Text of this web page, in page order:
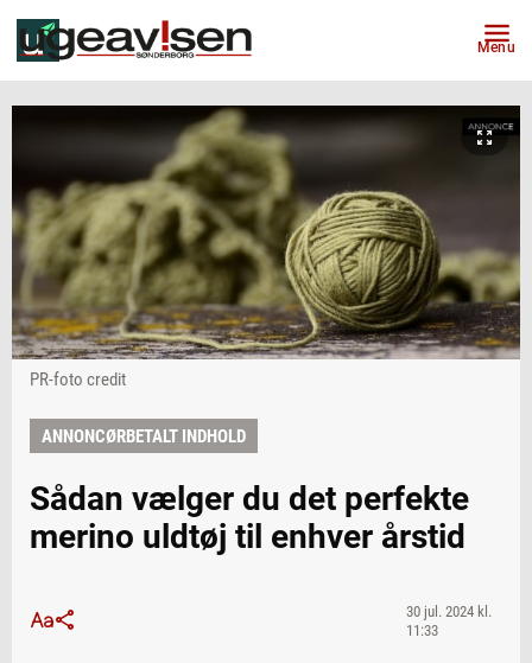
Menu
PR-foto credit
ANNONCØRBETALT INDHOLD
Sådan vælger du det perfekte
merino uldtøj til enhver årstid
30 jul. 2024 kl.
11:33